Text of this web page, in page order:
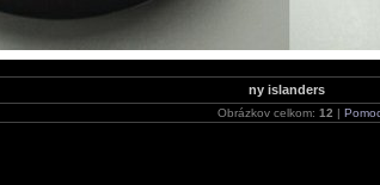
ny islanders
Obrázkov celkom: 12 |